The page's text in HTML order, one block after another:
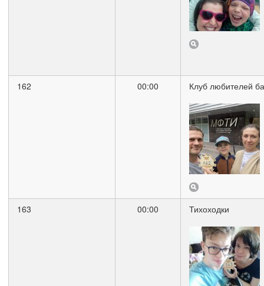
162 00:00 Клуб любителей
163 00:00 Тихоходки